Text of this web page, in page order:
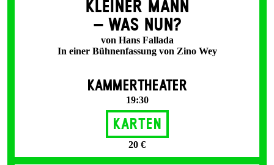
KLEINER MANN
– WAS NUN?
von Hans Fallada
In einer Bühnenfassung von Zino Wey
KAMMERTHEATER
19:30
Karten
20 €